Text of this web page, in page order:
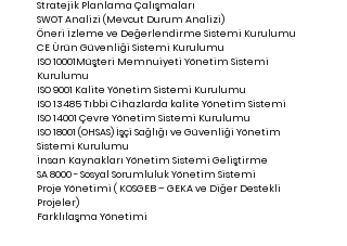
Stratejik Planlama Çalışmaları
SWOT Analizi (Mevcut Durum Analizi)
Öneri İzleme ve Değerlendirme Sistemi Kurulumu
CE Ürün Güvenliği Sistemi Kurulumu
ISO 10001Müşteri Memnuiyeti Yönetim Sistemi
Kurulumu
ISO 9001 Kalite Yönetim Sistemi Kurulumu
ISO 13485 Tıbbi Cihazlarda kalite Yönetim Sistemi
ISO 14001 Çevre Yönetim Sistemi Kurulumu
ISO 18001 (OHSAS) İşçi Sağlığı ve Güvenliği Yönetim
Sistemi Kurulumu
İnsan Kaynakları Yönetim Sistemi Geliştirme
SA 8000 - Sosyal Sorumluluk Yönetim Sistemi
Proje Yönetimi ( KOSGEB – GEKA ve Diğer Destekli
Projeler)
Farklılaşma Yönetimi